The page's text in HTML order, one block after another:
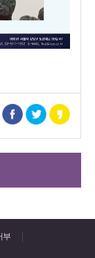
부